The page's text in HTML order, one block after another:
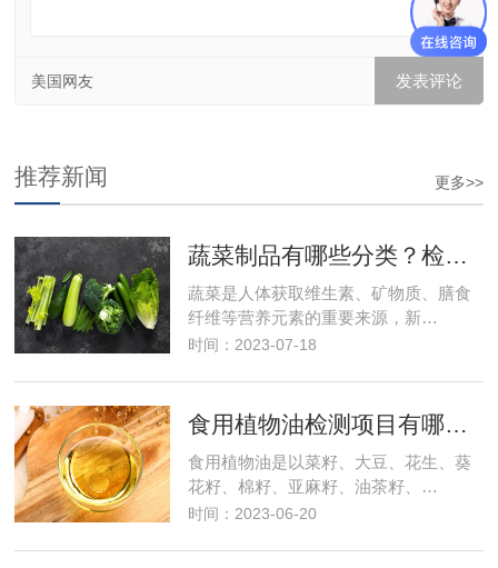
美国网友
更多>>
推荐新闻
蔬菜制品有哪些分类？检测项目有哪些？食品检测
蔬菜是人体获取维生素、矿物质、膳食
纤维等营养元素的重要来源，新…
时间：2023-07-18
食用植物油检测项目有哪些？需要多少钱？
食用植物油是以菜籽、大豆、花生、葵
花籽、棉籽、亚麻籽、油茶籽、…
时间：2023-06-20